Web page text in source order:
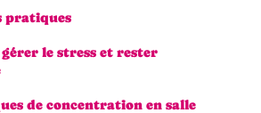
pratiques
le stress et rester
de concentration en salle